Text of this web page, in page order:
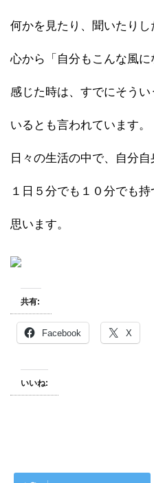
何かを見たり、聞いたりし
心から「自分もこんな風に
感じた時は、すでにそうい
いるとも言われています。
日々の生活の中で、自分
１日５分でも１０分でも
思います。
共有:
Facebook X
いいね: